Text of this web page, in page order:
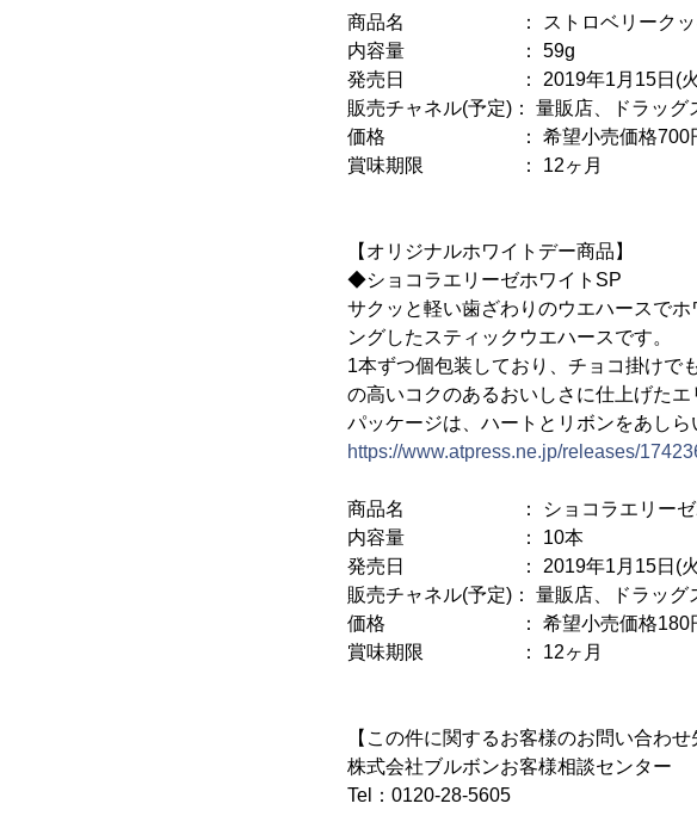
商品名 ： ストロベリークッキー
内容量 ： 59g
発売日 ： 2019年1月15日(火)
販売チャネル(予定)： 量販店、ドラッ
価格 ： 希望小売価格700円
賞味期限 ： 12ヶ月
【オリジナルホワイトデー商品】
◆ショコラエリーゼホワイトSP
サクッと軽い歯ざわりのウエハースで
ングしたスティックウエハースです。
1本ずつ個包装しており、チョコ掛けで
の高いコクのあるおいしさに仕上げたエ
パッケージは、ハートとリボンをあし
https://www.atpress.ne.jp/releases/
商品名 ： ショコラエリーゼホ
内容量 ： 10本
発売日 ： 2019年1月15日(火)
販売チャネル(予定)： 量販店、ドラッ
価格 ： 希望小売価格180円
賞味期限 ： 12ヶ月
【この件に関するお客様のお問い合わせ
株式会社ブルボンお客様相談センター
Tel：0120-28-5605